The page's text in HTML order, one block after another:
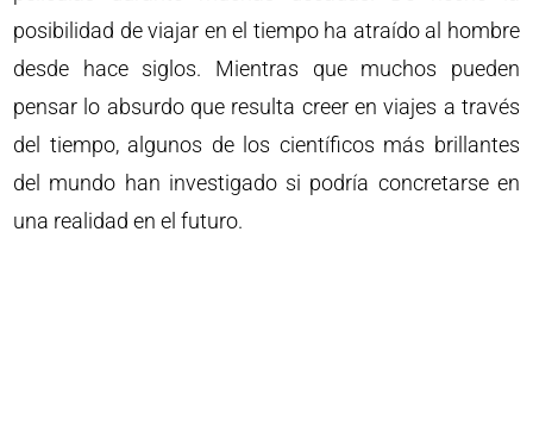
posibilidad de viajar en el tiempo ha atraído al hombre
desde hace siglos. Mientras que muchos pueden
pensar lo absurdo que resulta creer en viajes a través
del tiempo, algunos de los científicos más brillantes
del mundo han investigado si podría concretarse en
una realidad en el futuro.